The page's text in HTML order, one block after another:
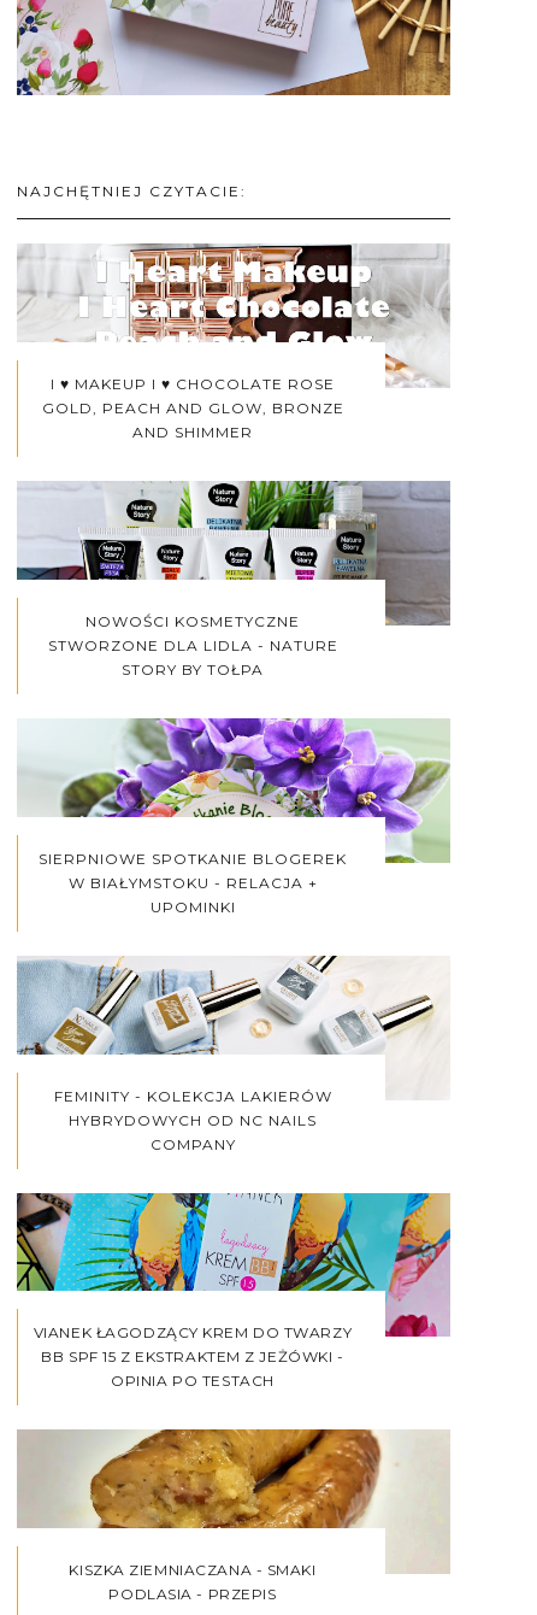
NAJCHĘTNIEJ CZYTACIE:
I ♥ MAKEUP I ♥ CHOCOLATE ROSE
GOLD, PEACH AND GLOW, BRONZE
AND SHIMMER
NOWOŚCI KOSMETYCZNE
STWORZONE DLA LIDLA - NATURE
STORY BY TOŁPA
SIERPNIOWE SPOTKANIE BLOGEREK
W BIAŁYMSTOKU - RELACJA +
UPOMINKI
FEMINITY - KOLEKCJA LAKIERÓW
HYBRYDOWYCH OD NC NAILS
COMPANY
VIANEK ŁAGODZĄCY KREM DO TWARZY
BB SPF 15 Z EKSTRAKTEM Z JEŻÓWKI -
OPINIA PO TESTACH
KISZKA ZIEMNIACZANA - SMAKI
PODLASIA - PRZEPIS